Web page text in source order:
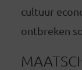
cultuur
ontbreken